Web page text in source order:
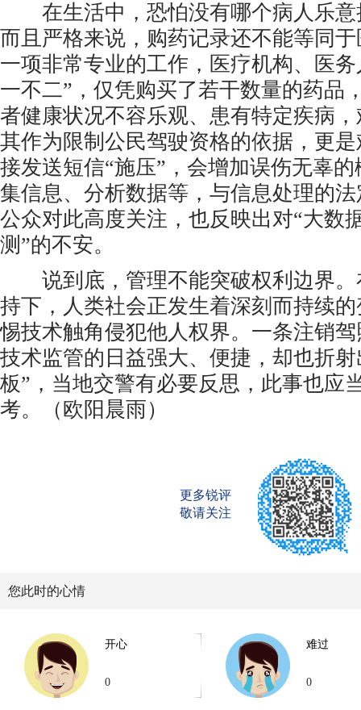
在生活中，恐怕没有哪个病人乐意
而且严格来说，购药记录还不能等同
一项非常专业的工作，医疗机构、医
一不二”，仅凭购买了若干数量的药品
者健康状况不容乐观、患有特定疾病
其作为限制公民驾驶资格的依据，更
接发送短信“施压”，会增加误伤无辜
集信息、分析数据等，与信息处理的
公众对此高度关注，也反映出对“大数
测”的不安。
说到底，管理不能突破权利边界。
持下，人类社会正发生着深刻而持续
惕技术触角侵犯他人权界。一条注销
技术监管的日益强大、便捷，却也折
板”，当地交警有必要反思，此事也应
考。（欧阳晨雨）
更多锐评
敬请关注
您此时的心情
开心
0
难过
0